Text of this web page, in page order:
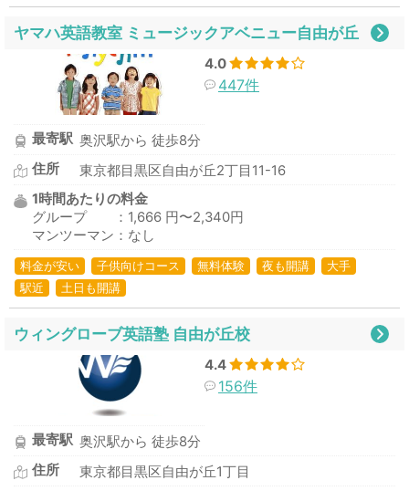
ヤマハ英語教室 ミュージックアベニュー自由が丘
4.0
447件
最寄駅 奥沢駅から 徒歩8分
住所
東京都目黒区自由が丘2丁目11-16
1時間あたりの料金
グループ ：1,666 円〜2,340円
マンツーマン：なし
料金が安い 子供向けコース 無料体験 夜も開講
大手
駅近
土日も開講
ウィングローブ英語塾 自由が丘校
4.4
156件
最寄駅 奥沢駅から 徒歩8分
住所
東京都目黒区自由が丘1丁目